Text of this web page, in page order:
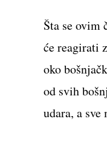
Šta se ovim
će reagirati
oko
od svih
udara, a sve